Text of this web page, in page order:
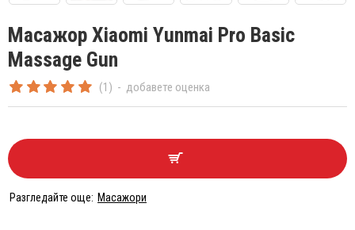
Масажор Xiaomi Yunmai Pro Basic
Massage Gun
(1) - добавете оценка
Разгледайте още: Масажори